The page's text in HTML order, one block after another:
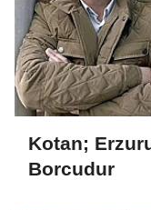
Kotan;
Borcudur